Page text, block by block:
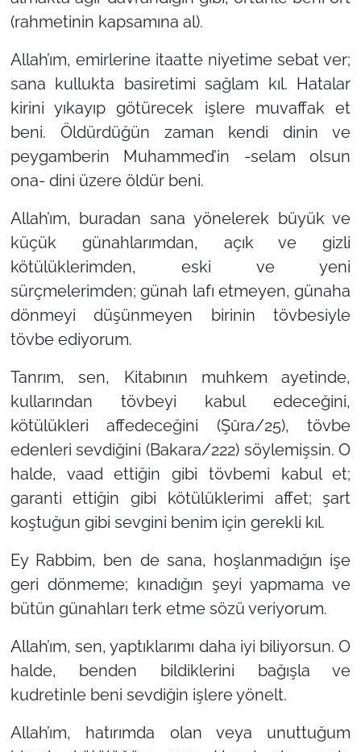
(rahmetinin kapsamına al).
Allah’ım, emirlerine itaatte niyetime sebat ver;
sana kullukta basiretimi sağlam kıl. Hatalar
kirini yıkayıp götürecek işlere muvaffak et
beni. Öldürdüğün zaman kendi dinin ve
peygamberin Muhammed’in -selam olsun
ona-dini üzere öldür beni.
Allah’ım, buradan sana yönelerek büyük ve
küçük günahlarımdan, açık ve gizli
kötülüklerimden, eski ve yeni
sürçmelerimden; günah lafı etmeyen, günaha
dönmeyi düşünmeyen birinin tövbesiyle
tövbe ediyorum.
Tanrım, sen, Kitabının muhkem ayetinde,
kullarından tövbeyi kabul edeceğini,
kötülükleri affedeceğini (Şûra/25), tövbe
edenleri sevdiğini (Bakara/222) söylemişsin. O
halde, vaad ettiğin gibi tövbemi kabul et;
garanti ettiğin gibi kötülüklerimi affet; şart
koştuğun gibi sevgini benim için gerekli kıl.
Ey Rabbim, ben de sana, hoşlanmadığın işe
geri dönmeme; kınadığın şeyi yapmama ve
bütün günahları terk etme sözü veriyorum.
Allah’ım, sen, yaptıklarımı daha iyi biliyorsun. O
halde, benden bildiklerini bağışla ve
kudretinle beni sevdiğin işlere yönelt.
Allah’ım, hatırımda olan veya unuttuğum